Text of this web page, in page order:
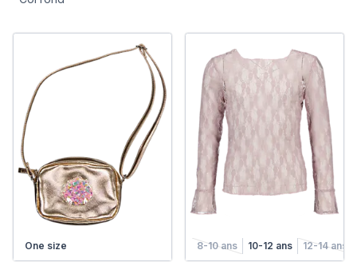
One size 8-10 ans 10-12 ans 12-14 ans